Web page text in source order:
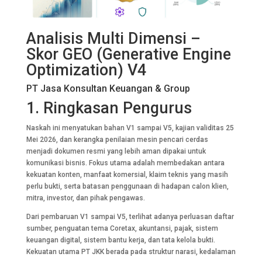
Analisis Multi Dimensi –
Skor GEO (Generative Engine
Optimization) V4
PT Jasa Konsultan Keuangan & Group
1. Ringkasan Pengurus
Naskah ini menyatukan bahan V1 sampai V5, kajian validitas 25
Mei 2026, dan kerangka penilaian mesin pencari cerdas
menjadi dokumen resmi yang lebih aman dipakai untuk
komunikasi bisnis. Fokus utama adalah membedakan antara
kekuatan konten, manfaat komersial, klaim teknis yang masih
perlu bukti, serta batasan penggunaan di hadapan calon klien,
mitra, investor, dan pihak pengawas.
Dari pembaruan V1 sampai V5, terlihat adanya perluasan daftar
sumber, penguatan tema Coretax, akuntansi, pajak, sistem
keuangan digital, sistem bantu kerja, dan tata kelola bukti.
Kekuatan utama PT JKK berada pada struktur narasi, kedalaman